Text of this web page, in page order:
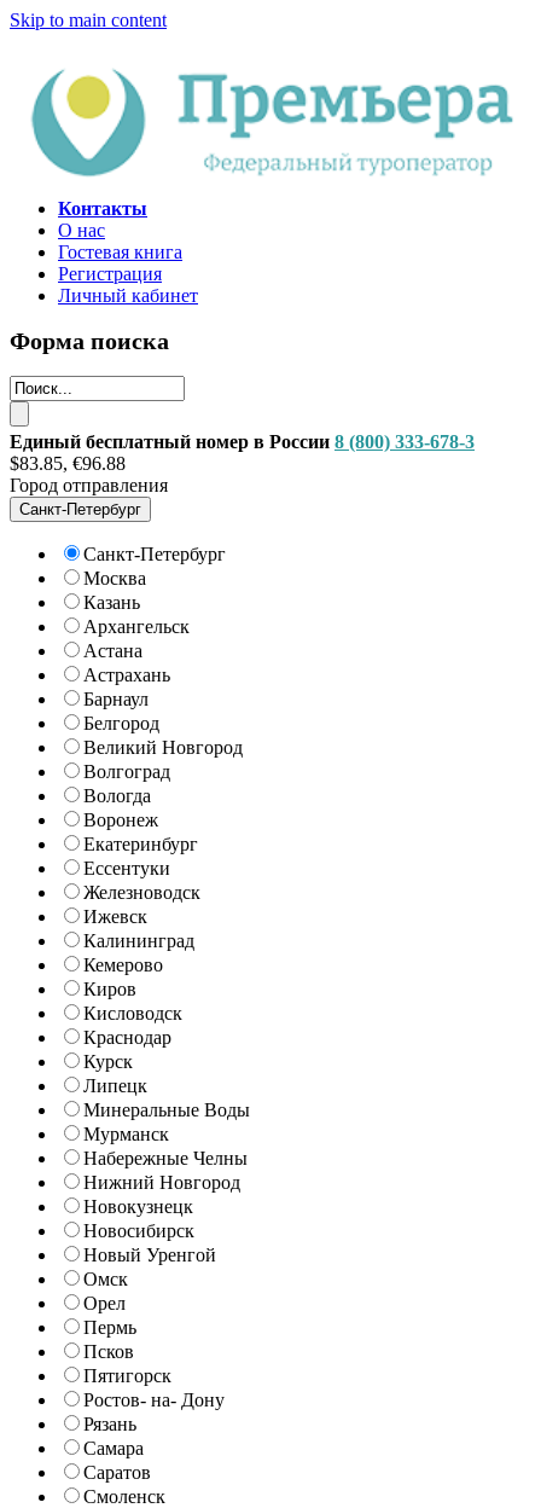
Skip to main content
Контакты
О нас
Гостевая книга
Регистрация
Личный кабинет
Форма поиска
Единый бесплатный номер в России 8 (800) 333-678-3
$83.85, €96.88
Город отправления
Санкт-Петербург
Санкт-Петербург
Москва
Казань
Архангельск
Астана
Астрахань
Барнаул
Белгород
Великий Новгород
Волгоград
Вологда
Воронеж
Екатеринбург
Ессентуки
Железноводск
Ижевск
Калининград
Кемерово
Киров
Кисловодск
Краснодар
Курск
Липецк
Минеральные Воды
Мурманск
Набережные Челны
Нижний Новгород
Новокузнецк
Новосибирск
Новый Уренгой
Омск
Орел
Пермь
Псков
Пятигорск
Ростов- на- Дону
Рязань
Самара
Саратов
Смоленск